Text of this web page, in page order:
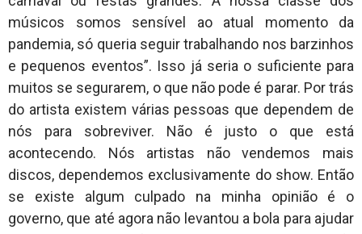
músicos somos sensível ao atual momento da
pandemia, só queria seguir trabalhando nos barzinhos
e pequenos eventos”. Isso já seria o suficiente para
muitos se segurarem, o que não pode é parar. Por trás
do artista existem várias pessoas que dependem de
nós para sobreviver. Não é justo o que está
acontecendo. Nós artistas não vendemos mais
discos, dependemos exclusivamente do show. Então
se existe algum culpado na minha opinião é o
governo, que até agora não levantou a bola para ajudar